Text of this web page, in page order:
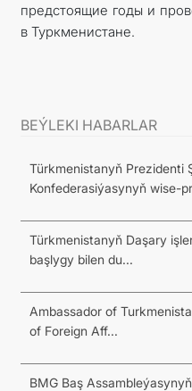
предстоящие годы и
в Туркменистане.
BEÝLEKI HABARLAR
Türkmenistanyň Prezidenti
Konfederasiýasynyň wise-
Türkmenistanyň Daşary
başlygy bilen du...
Ambassador of
of Foreign Aff...
BMG Baş